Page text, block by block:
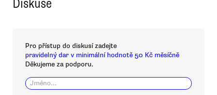
Diskuse
Pro přístup do diskusí zadejte
pravidelný dar v minimální hodnotě 50 Kč měsíčně
Děkujeme za podporu.